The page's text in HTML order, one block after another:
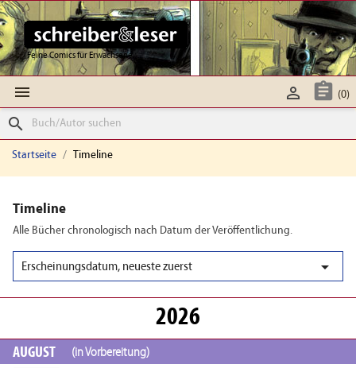
Feine Comics für Erwachsene
  (0)

search
Startseite Timeline
Timeline
Alle Bücher chronologisch nach Datum der Veröffentlichung.
Erscheinungsdatum, neueste zuerst 
2026
AUGUST (in Vorbereitung)